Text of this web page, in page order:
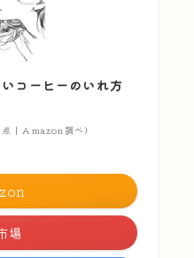
コーヒーのいれ方
| Amazon調べ）
場